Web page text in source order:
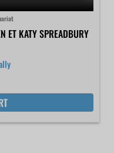
ET KATY SPREADBURY